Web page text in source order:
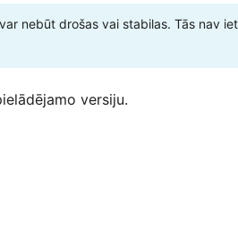
nebūt drošas vai stabilas. Tās nav
versiju.